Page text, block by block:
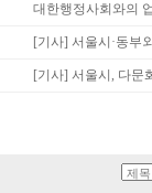
대한행정사회와의
[기사] 서울시·동부
[기사] 서울시, 다문